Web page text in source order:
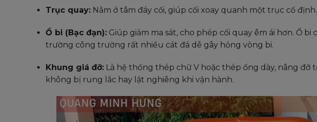
Trục quay:Nằm ở tâm đáy cối, giúp cối xoay quanh một trục cố định.
Ổ bi (Bạc đạn):Giúp giảm ma sát, cho phép cối quay êm ái hơn. Ổ bi
trường công trường rất nhiều cát đá dễ gây hỏng vòng bi.
Khung giá đỡ:Là hệ thống thép chữ V hoặc thép ống dày, nâng đỡ
không bị rung lắc hay lật nghiêng khi vận hành.